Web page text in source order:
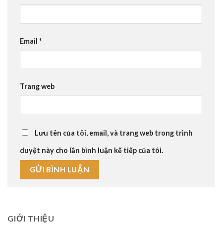
Email *
Trang web
Lưu tên của tôi, email, và trang web trong trình
duyệt này cho lần bình luận kế tiếp của tôi.
GIỚI THIỆU